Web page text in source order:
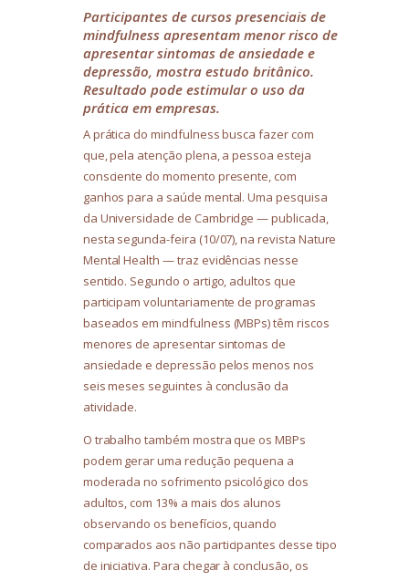
Participantes de cursos presenciais de
mindfulness apresentam menor risco de
apresentar sintomas de ansiedade e
depressão, mostra estudo britânico.
Resultado pode estimular o uso da
prática em empresas.
A prática do mindfulness busca fazer com
que, pela atenção plena, a pessoa esteja
consciente do momento presente, com
ganhos para a saúde mental. Uma pesquisa
da Universidade de Cambridge — publicada,
nesta segunda-feira (10/07), na revista Nature
Mental Health — traz evidências nesse
sentido. Segundo o artigo, adultos que
participam voluntariamente de programas
baseados em mindfulness (MBPs) têm riscos
menores de apresentar sintomas de
ansiedade e depressão pelos menos nos
seis meses seguintes à conclusão da
atividade.
O trabalho também mostra que os MBPs
podem gerar uma redução pequena a
moderada no sofrimento psicológico dos
adultos, com 13% a mais dos alunos
observando os benefícios, quando
comparados aos não participantes desse tipo
de iniciativa. Para chegar à conclusão, os